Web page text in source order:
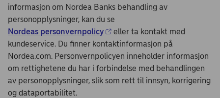
informasjon om Nordea Banks behandling av
personopplysninger, kan du se
Nordeas personvernpolicy
eller ta kontakt med
kundeservice. Du finner kontaktinformasjon på
Nordea.com. Personvernpolicyen inneholder informasjon
om rettighetene du har i forbindelse med behandlingen
av personopplysninger, slik som rett til innsyn, korrigering
og dataportabilitet.